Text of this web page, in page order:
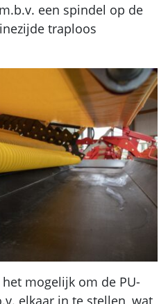
een spindel op de
traploos
mogelijk om de PU-